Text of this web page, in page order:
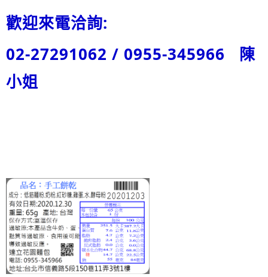
歡迎來電洽詢:
02-27291062 / 0955-345966 陳
小姐